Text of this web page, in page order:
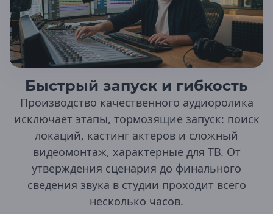
Быстрый запуск и гибкость
Производство качественного аудиоролика
исключает этапы, тормозящие запуск: поиск
локаций, кастинг актеров и сложный
видеомонтаж, характерные для ТВ. От
утверждения сценария до финального
сведения звука в студии проходит всего
несколько часов.
Мелеуз
Нефтекамск
Октябрьский
Салават
Сибай
Стерлитамак
Туймазы
Учалы
Янаул
Республика Беларусь
Брест
Витебск
Гомель